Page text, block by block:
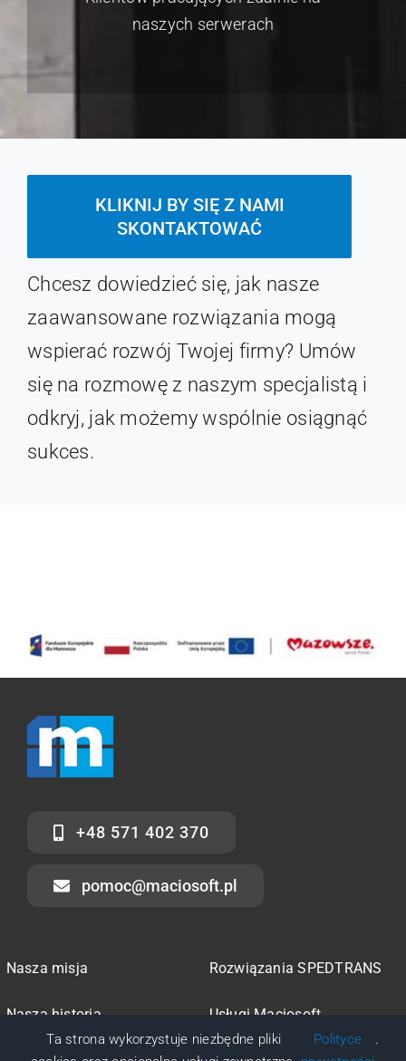
207
KLIKNIJ BY SIĘ Z NAMI
SKONTAKTOWAĆ
Chcesz dowiedzieć się, jak nasze
zaawansowane rozwiązania mogą
wspierać rozwój Twojej firmy? Umów
pomoc@maciosoft.pl
Rozwiązania SPEDTRANS
Ta strona wykorzystuje niezbędne pliki
Polityce
.